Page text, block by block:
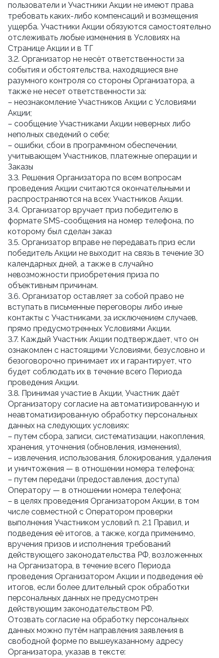
пользователи и Участники Акции не имеют права
требовать каких-либо компенсаций и возмещения
ущерба. Участники Акции обязуются самостоятельно
отслеживать любые изменения в Условиях на
Странице Акции и в ТГ
3.2. Организатор не несёт ответственности за
события и обстоятельства, находящиеся вне
разумного контроля со стороны Организатора, а
также не несет ответственности за:
– неознакомление Участников Акции с Условиями
Акции;
– сообщение Участниками Акции неверных либо
неполных сведений о себе;
– ошибки, сбои в программном обеспечении,
учитывающем Участников, платежные операции и
Заказы
3.3. Решения Организатора по всем вопросам
проведения Акции считаются окончательными и
распространяются на всех Участников Акции.
3.4. Организатор вручает приз победителю в
формате SMS-сообщения на номер телефона, по
которому был сделан заказ
3.5. Организатор вправе не передавать приз если
победитель Акции не выходит на связь в течение 30
календарных дней, а также в случайно
невозможности приобретения приза по
объективным причинам.
3.6. Организатор оставляет за собой право не
вступать в письменные переговоры либо иные
контакты с Участниками, за исключением случаев,
прямо предусмотренных Условиями Акции.
3.7. Каждый Участник Акции подтверждает, что он
ознакомлен с настоящими Условиями, безусловно и
безоговорочно принимает их и гарантирует, что
будет соблюдать их в течение всего Периода
проведения Акции.
3.8. Принимая участие в Акции, Участник даёт
Организатору согласие на автоматизированную и
неавтоматизированную обработку персональных
данных на следующих условиях:
– путем сбора, записи, систематизации, накопления,
хранения, уточнения (обновления, изменения),
– извлечения, использования, блокирования, удаления
и уничтожения — в отношении номера телефона;
– путем передачи (предоставления, доступа)
Оператору — в отношении номера телефона;
– в целях проведения Организатором Акции, в том
числе совместной с Оператором проверки
выполнения Участником условий п. 2.1 Правил, и
подведения её итогов, а также, когда применимо,
вручения призов и исполнения требований
действующего законодательства РФ, возложенных
на Организатора, в течение всего Периода
проведения Организатором Акции и подведения её
итогов, если более длительный срок обработки
персональных данных не предусмотрен
действующим законодательством РФ.
Отозвать согласие на обработку персональных
данных можно путём направления заявления в
свободной форме по вышеуказанному адресу
Организатора, указав в тексте: